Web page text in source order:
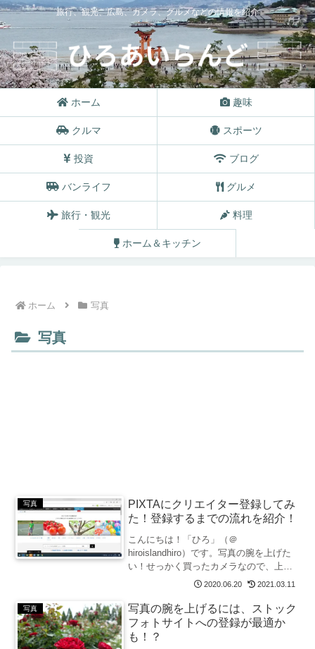
旅行、観光、広島、カメラ、グルメなどの情報を紹介
ホーム 趣味
クルマ スポーツ
投資 ブログ
バンライフ グルメ
旅行・観光 料理
ホーム＆キッチン
ホーム 写真
写真
写真
PIXTAにクリエイター登録してみ
た！登録するまでの流れを紹介！
こんにちは！「ひろ」（＠
hiroislandhiro）です。写真の腕を上げた
い！せっかく買ったカメラなので、上手
に写真を撮りたい！ということで、スト
た。審査があるサイトが写真の腕を上げ
るのには最適だろうと...
2020.06.20 2021.03.11
写真
写真の腕を上げるには、ストック
フォトサイトへの登録が最適か
も！？